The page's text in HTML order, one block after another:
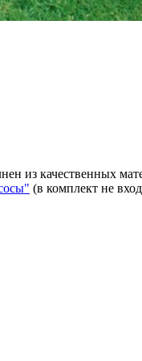
из качественных
(в комплект не